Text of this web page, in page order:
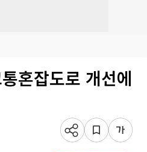
혼잡도로 개선에